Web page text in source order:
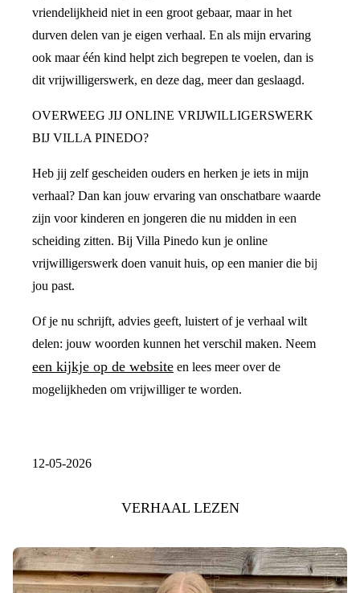
vriendelijkheid niet in een groot gebaar, maar in het
durven delen van je eigen verhaal. En als mijn ervaring
ook maar één kind helpt zich begrepen te voelen, dan is
dit vrijwilligerswerk, en deze dag, meer dan geslaagd.
OVERWEEG JIJ ONLINE VRIJWILLIGERSWERK
BIJ VILLA PINEDO?
Heb jij zelf gescheiden ouders en herken je iets in mijn
verhaal? Dan kan jouw ervaring van onschatbare waarde
zijn voor kinderen en jongeren die nu midden in een
scheiding zitten. Bij Villa Pinedo kun je online
vrijwilligerswerk doen vanuit huis, op een manier die bij
jou past.
Of je nu schrijft, advies geeft, luistert of je verhaal wilt
delen: jouw woorden kunnen het verschil maken. Neem
een kijkje op de website en lees meer over de
mogelijkheden om vrijwilliger te worden.
12-05-2026
VERHAAL LEZEN